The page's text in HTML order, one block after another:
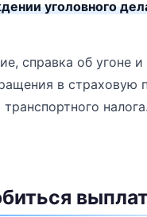
уголовного
справка об угоне
в